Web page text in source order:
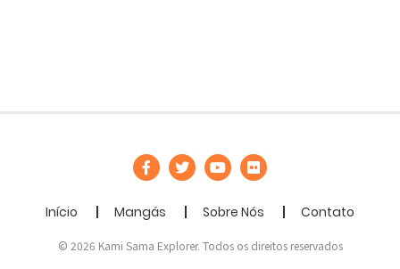
Início Mangás Sobre Nós Contato
© 2026 Kami Sama Explorer. Todos os direitos reservados